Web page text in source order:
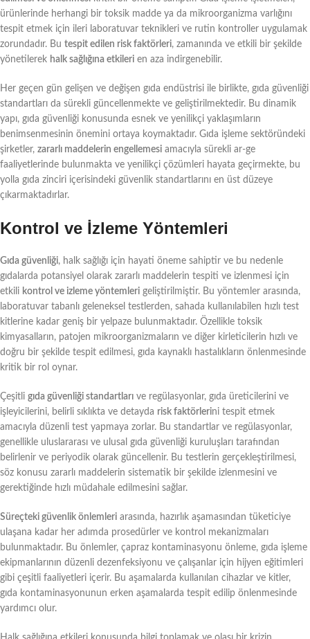
ürünlerinde herhangi bir toksik madde ya da mikroorganizma varlığını
tespit etmek için ileri laboratuvar teknikleri ve rutin kontroller uygulamak
zorundadır. Bu tespit edilen risk faktörleri, zamanında ve etkili bir şekilde
yönetilerek halk sağlığına etkileri en aza indirgenebilir.
Her geçen gün gelişen ve değişen gıda endüstrisi ile birlikte, gıda güvenliği
standartları da sürekli güncellenmekte ve geliştirilmektedir. Bu dinamik
yapı, gıda güvenliği konusunda esnek ve yenilikçi yaklaşımların
benimsenmesinin önemini ortaya koymaktadır. Gıda işleme sektöründeki
şirketler, zararlı maddelerin engellemesi amacıyla sürekli ar-ge
faaliyetlerinde bulunmakta ve yenilikçi çözümleri hayata geçirmekte, bu
yolla gıda zinciri içerisindeki güvenlik standartlarını en üst düzeye
çıkarmaktadırlar.
Kontrol ve İzleme Yöntemleri
Gıda güvenliği, halk sağlığı için hayati öneme sahiptir ve bu nedenle
gıdalarda potansiyel olarak zararlı maddelerin tespiti ve izlenmesi için
etkili kontrol ve izleme yöntemleri geliştirilmiştir. Bu yöntemler arasında,
laboratuvar tabanlı geleneksel testlerden, sahada kullanılabilen hızlı test
kitlerine kadar geniş bir yelpaze bulunmaktadır. Özellikle toksik
kimyasalların, patojen mikroorganizmaların ve diğer kirleticilerin hızlı ve
doğru bir şekilde tespit edilmesi, gıda kaynaklı hastalıkların önlenmesinde
kritik bir rol oynar.
Çeşitli gıda güvenliği standartları ve regülasyonlar, gıda üreticilerini ve
işleyicilerini, belirli sıklıkta ve detayda risk faktörlerini tespit etmek
amacıyla düzenli test yapmaya zorlar. Bu standartlar ve regülasyonlar,
genellikle uluslararası ve ulusal gıda güvenliği kuruluşları tarafından
belirlenir ve periyodik olarak güncellenir. Bu testlerin gerçekleştirilmesi,
söz konusu zararlı maddelerin sistematik bir şekilde izlenmesini ve
gerektiğinde hızlı müdahale edilmesini sağlar.
Süreçteki güvenlik önlemleri arasında, hazırlık aşamasından tüketiciye
ulaşana kadar her adımda prosedürler ve kontrol mekanizmaları
bulunmaktadır. Bu önlemler, çapraz kontaminasyonu önleme, gıda işleme
ekipmanlarının düzenli dezenfeksiyonu ve çalışanlar için hijyen eğitimleri
gibi çeşitli faaliyetleri içerir. Bu aşamalarda kullanılan cihazlar ve kitler,
gıda kontaminasyonunun erken aşamalarda tespit edilip önlenmesinde
yardımcı olur.